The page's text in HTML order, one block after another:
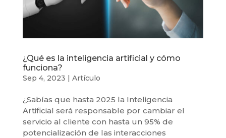
¿Qué es la inteligencia artificial y cómo
funciona?
Sep 4, 2023 | Artículo
¿Sabías que hasta 2025 la Inteligencia
Artificial será responsable por cambiar el
servicio al cliente con hasta un 95% de
potencialización de las interacciones